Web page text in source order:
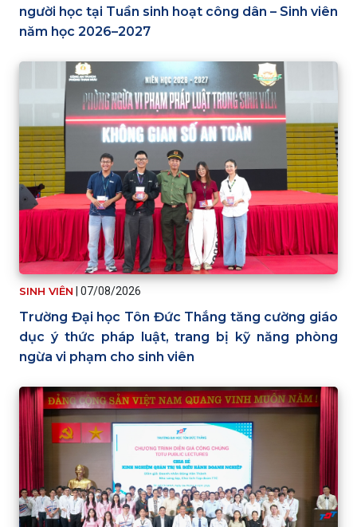
người học tại Tuần sinh hoạt công dân – Sinh viên
năm học 2026–2027
SINH VIÊN 07/08/2026
Trường Đại học Tôn Đức Thắng tăng cường giáo
dục ý thức pháp luật, trang bị kỹ năng phòng
ngừa vi phạm cho sinh viên